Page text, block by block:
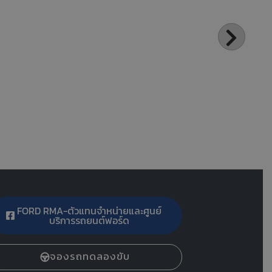
FORD RMA-ตัวแทนจำหน่ายและศูนย์
บริการรถยนต์ฟอร์ด
จองรถทดลองขับ